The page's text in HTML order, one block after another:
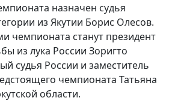
назначен судья
из Якутии Борис Олесов.
чемпионата станут президент
из лука России Зоригто
судья России и заместитель
чемпионата Татьяна
области.